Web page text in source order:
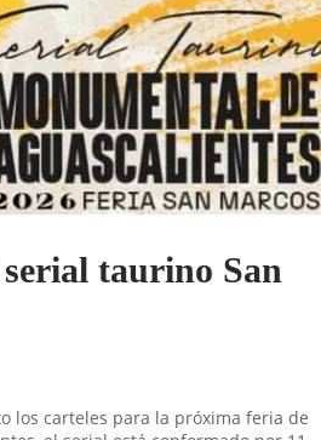
taurino San
los carteles para la próxima feria de